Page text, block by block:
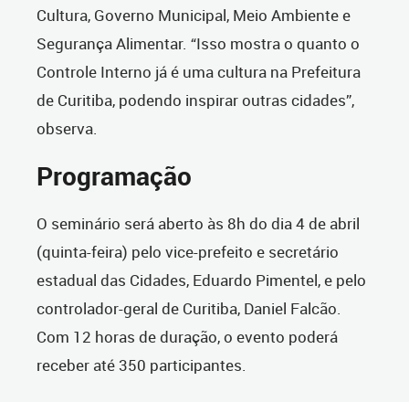
Cultura, Governo Municipal, Meio Ambiente e
Segurança Alimentar. “Isso mostra o quanto o
Controle Interno já é uma cultura na Prefeitura
de Curitiba, podendo inspirar outras cidades”,
observa.
Programação
O seminário será aberto às 8h do dia 4 de abril
(quinta-feira) pelo vice-prefeito e secretário
estadual das Cidades, Eduardo Pimentel, e pelo
controlador-geral de Curitiba, Daniel Falcão.
Com 12 horas de duração, o evento poderá
receber até 350 participantes.